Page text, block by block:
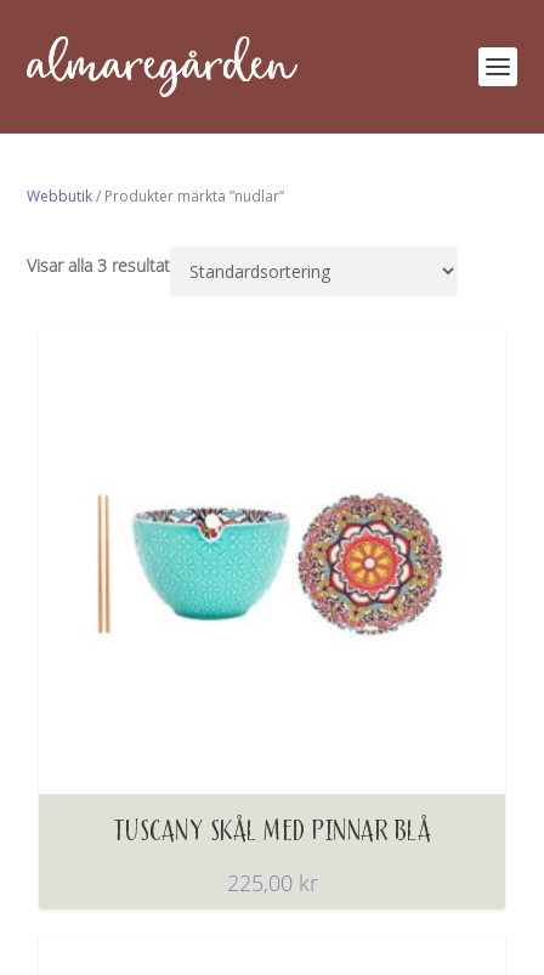
Webbutik/ Produkter märkta ”nudlar”
Visar alla 3 resultat
TUSCANY SKÅL MED PINNAR BLÅ
225,00 kr